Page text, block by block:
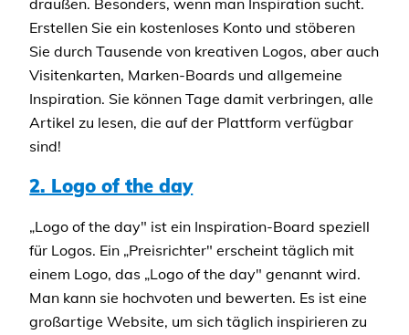
draußen. Besonders, wenn man Inspiration sucht.
Erstellen Sie ein kostenloses Konto und stöberen
Sie durch Tausende von kreativen Logos, aber auch
Visitenkarten, Marken-Boards und allgemeine
Inspiration. Sie können Tage damit verbringen, alle
Artikel zu lesen, die auf der Plattform verfügbar
sind!
2. Logo of the day
„Logo of the day" ist ein Inspiration-Board speziell
für Logos. Ein „Preisrichter" erscheint täglich mit
einem Logo, das „Logo of the day" genannt wird.
Man kann sie hochvoten und bewerten. Es ist eine
großartige Website, um sich täglich inspirieren zu